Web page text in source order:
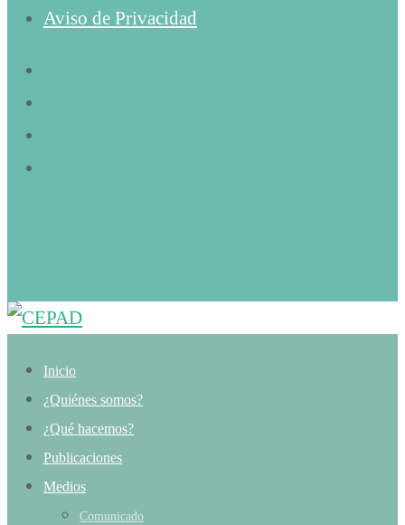
Aviso de Privacidad
Inicio
¿Quiénes somos?
¿Qué hacemos?
Publicaciones
Medios
Comunicado